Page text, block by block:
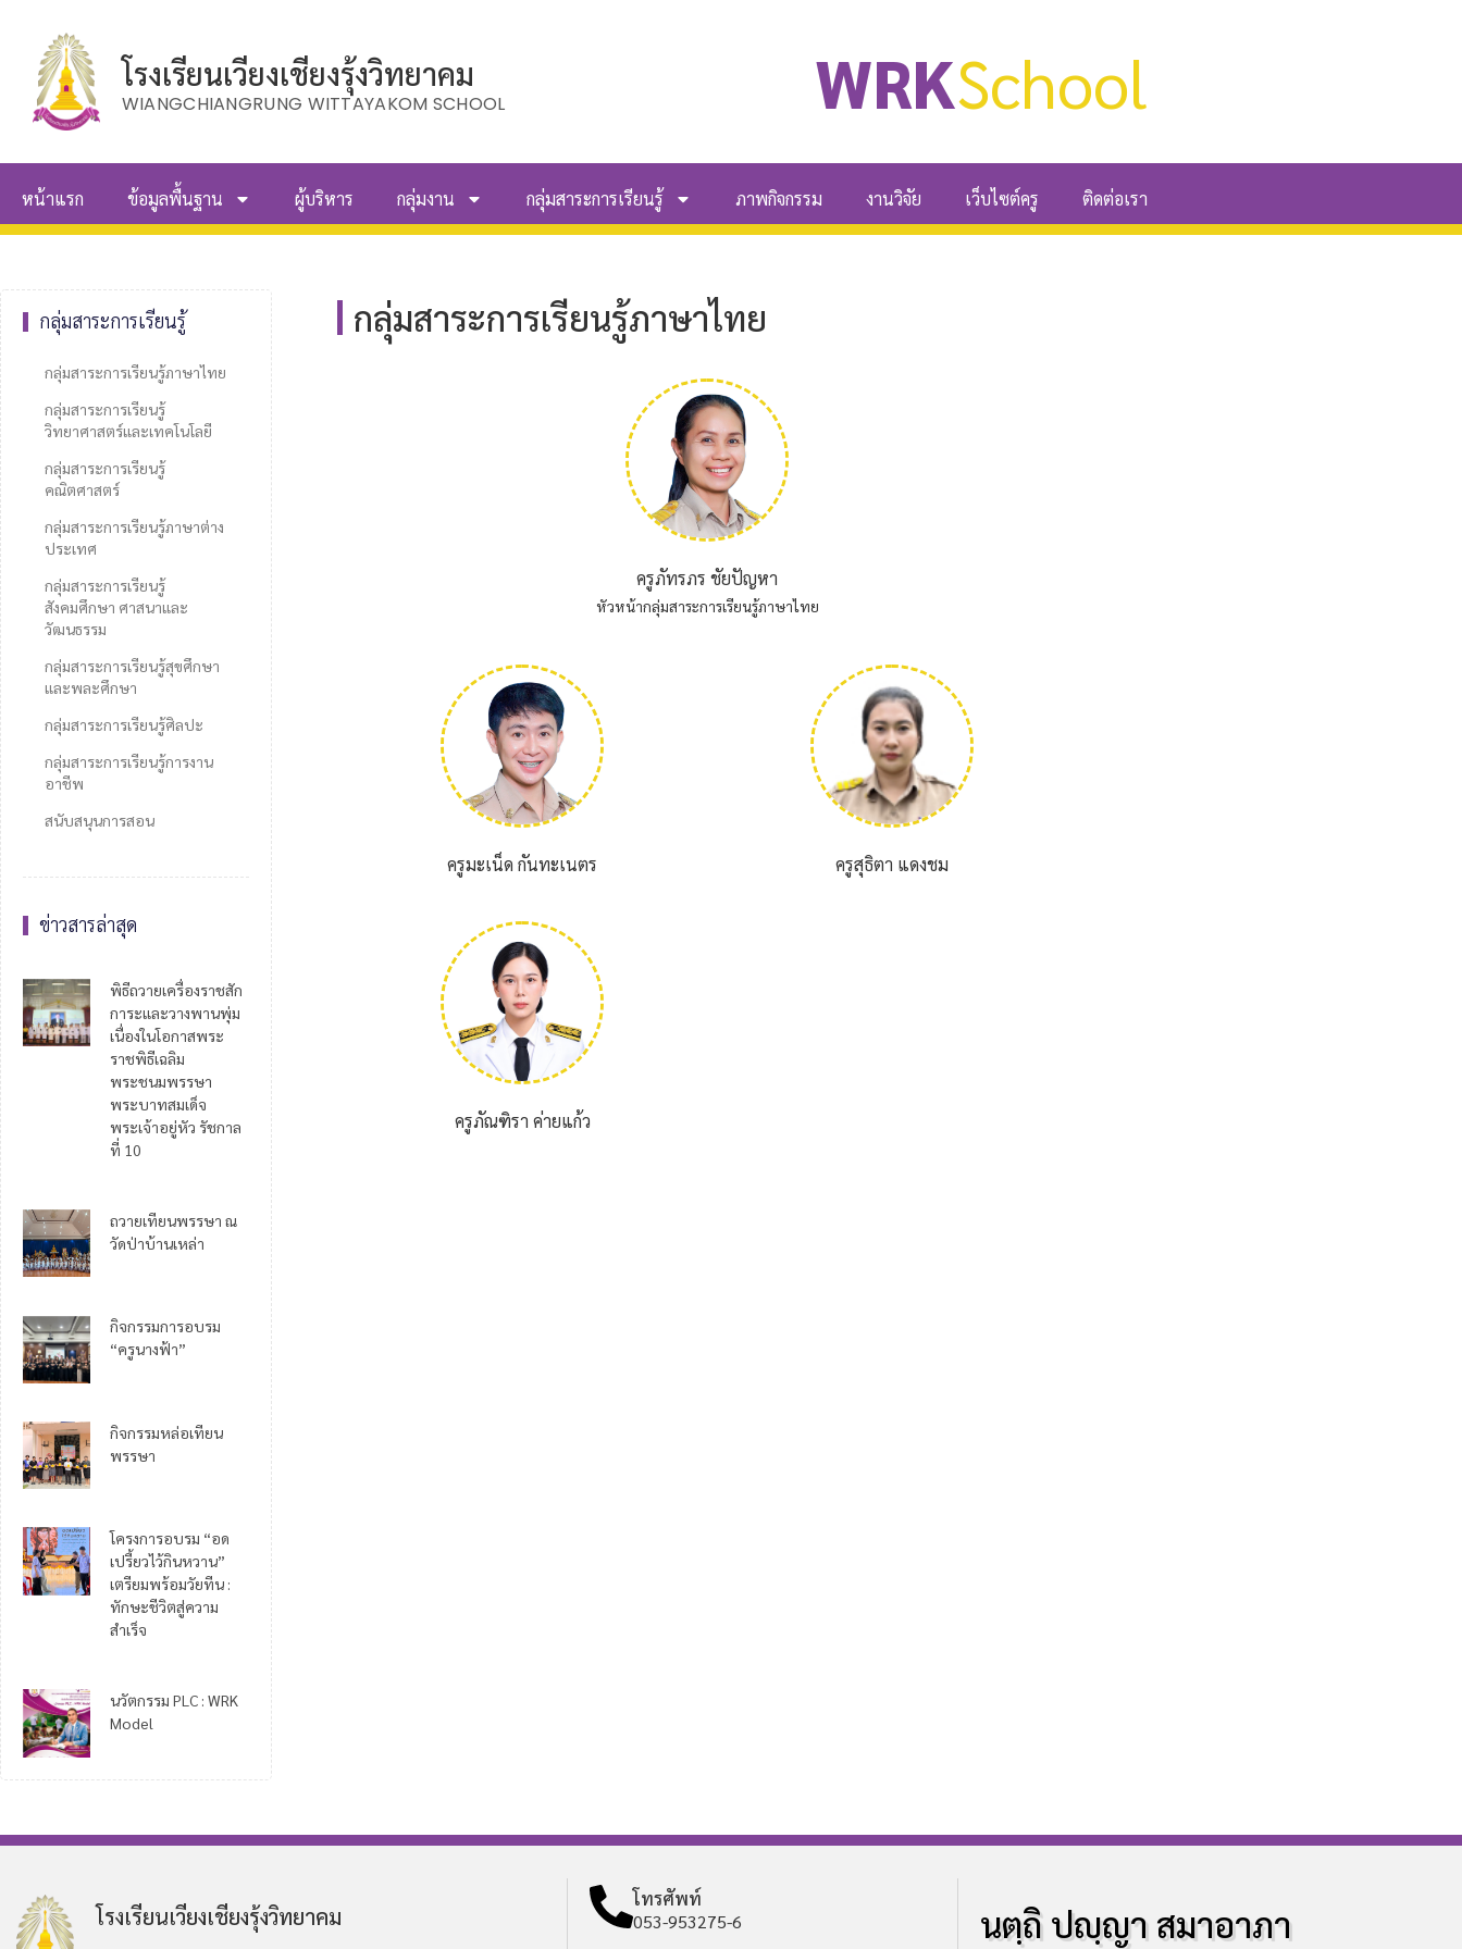
โรงเรียนเวียงเชียงรุ้งวิทยาคม
WIANGCHIANGRUNG WITTAYAKOM SCHOOL WRKSchool
หน้าแรก ข้อมูลพื้นฐาน ผู้บริหาร กลุ่มงาน กลุ่มสาระการเรียนรู้ ภาพกิจกรรม งานวิจัย เว็บไซต์ครู ติดต่อเรา
กลุ่มสาระการเรียนรู้
กลุ่มสาระการเรียนรู้ภาษาไทย
กลุ่มสาระการเรียนรู้
วิทยาศาสตร์และเทคโนโลยี
กลุ่มสาระการเรียนรู้
คณิตศาสตร์
กลุ่มสาระการเรียนรู้ภาษาต่าง
ประเทศ
กลุ่มสาระการเรียนรู้
สังคมศึกษา ศาสนาและ
วัฒนธรรม
กลุ่มสาระการเรียนรู้สุขศึกษา
และพละศึกษา
กลุ่มสาระการเรียนรู้ศิลปะ
กลุ่มสาระการเรียนรู้การงาน
อาชีพ
สนับสนุนการสอน
ข่าวสารล่าสุด
พิธีถวายเครื่องราชสัก
การะและวางพานพุ่ม
เนื่องในโอกาสพระ
ราชพิธีเฉลิม
พระชนมพรรษา
พระบาทสมเด็จ
พระเจ้าอยู่หัว รัชกาล
ที่ 10
ถวายเทียนพรรษา ณ
วัดป่าบ้านเหล่า
กิจกรรมการอบรม
“ครูนางฟ้า”
กิจกรรมหล่อเทียน
พรรษา
โครงการอบรม “อด
เปรี้ยวไว้กินหวาน”
เตรียมพร้อมวัยทีน :
ทักษะชีวิตสู่ความ
สำเร็จ
นวัตกรรม PLC : WRK
Model
กลุ่มสาระการเรียนรู้ภาษาไทย
ครูภัทรภร ชัยปัญหา
หัวหน้ากลุ่มสาระการเรียนรู้ภาษาไทย
ครูมะเน็ด กันทะเนตร ครูสุธิตา แดงชม
ครูภัณฑิรา ค่ายแก้ว
โรงเรียนเวียงเชียงรุ้งวิทยาคม
โทรศัพท์
053-953275-6 นตฺถิ ปญฺญา สมาอาภา